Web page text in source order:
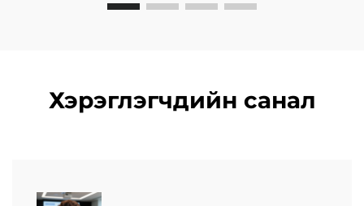
Хэрэглэгчдийн санал